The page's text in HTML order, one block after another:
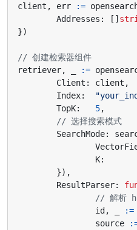
client , err :=
Addresses : []
})
// 创建检索器组件
retriever, :=
Client : client ,
Index:
TopK: 5,
// 选择搜索模式
SearchMode:
K:
}),
ResultParser:
// 解析
id , :=
source